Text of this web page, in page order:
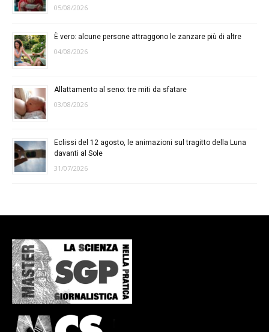
05/08/2026
È vero: alcune persone attraggono le zanzare più di altre
04/08/2026
Allattamento al seno: tre miti da sfatare
03/08/2026
Eclissi del 12 agosto, le animazioni sul tragitto della Luna
davanti al Sole
31/07/2026